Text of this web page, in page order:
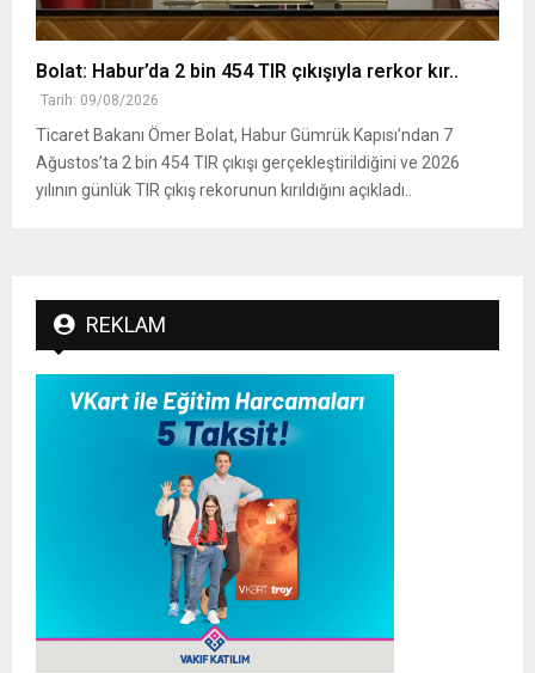
Bolat: Habur’da 2 bin 454 TIR çıkışıyla rerkor kır..
Tarih: 09/08/2026
Ticaret Bakanı Ömer Bolat, Habur Gümrük Kapısı’ndan 7
Ağustos’ta 2 bin 454 TIR çıkışı gerçekleştirildiğini ve 2026
yılının günlük TIR çıkış rekorunun kırıldığını açıkladı..
REKLAM